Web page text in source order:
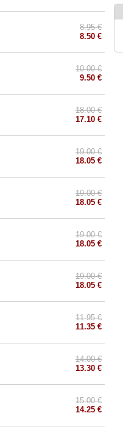
8.95 €
8.50 €
10.00 €
9.50 €
18.00 €
17.10 €
19.00 €
18.05 €
19.00 €
18.05 €
19.00 €
18.05 €
19.00 €
18.05 €
11.95 €
11.35 €
14.00 €
13.30 €
15.00 €
14.25 €